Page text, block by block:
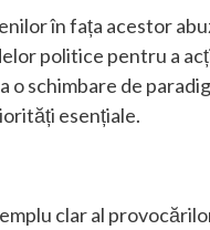
în fața acestor
politice pentru a
schimbare de
esențiale.
clar al